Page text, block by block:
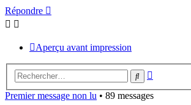
Répondre
Aperçu avant impression
Rechercher
Premier message non lu • 89 messages